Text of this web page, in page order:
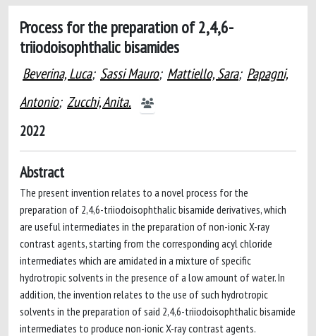
Process for the preparation of 2,4,6-
triiodoisophthalic bisamides
Beverina, Luca; Sassi Mauro; Mattiello, Sara; Papagni,
Antonio; Zucchi, Anita.
2022
Abstract
The present invention relates to a novel process for the
preparation of 2,4,6-triiodoisophthalic bisamide derivatives, which
are useful intermediates in the preparation of non-ionic X-ray
contrast agents, starting from the corresponding acyl chloride
intermediates which are amidated in a mixture of specific
hydrotropic solvents in the presence of a low amount of water. In
addition, the invention relates to the use of such hydrotropic
solvents in the preparation of said 2,4,6-triiodoisophthalic bisamide
intermediates to produce non-ionic X-ray contrast agents.